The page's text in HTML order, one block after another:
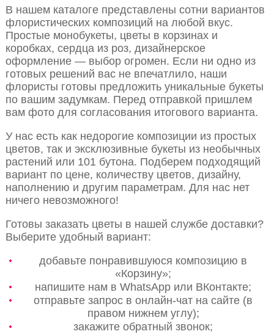
В нашем каталоге представлены сотни вариантов
флористических композиций на любой вкус.
Простые монобукеты, цветы в корзинах и
коробках, сердца из роз, дизайнерское
оформление — выбор огромен. Если ни одно из
готовых решений вас не впечатлило, наши
флористы готовы предложить уникальные букеты
по вашим задумкам. Перед отправкой пришлем
вам фото для согласования итогового варианта.
У нас есть как недорогие композиции из простых
цветов, так и эксклюзивные букеты из необычных
растений или 101 бутона. Подберем подходящий
вариант по цене, количеству цветов, дизайну,
наполнению и другим параметрам. Для нас нет
ничего невозможного!
Готовы заказать цветы в нашей службе доставки?
Выберите удобный вариант:
добавьте понравившуюся композицию в
«Корзину»;
напишите нам в WhatsApp или ВКонтакте;
отправьте запрос в онлайн-чат на сайте (в
правом нижнем углу);
закажите обратный звонок;